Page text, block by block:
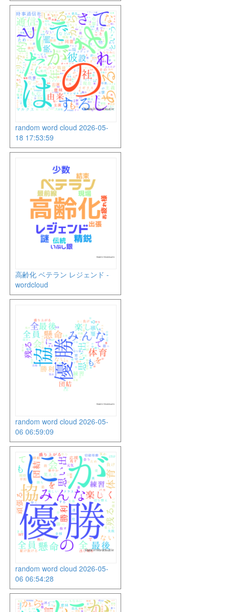
random word cloud 2026-05-
18 17:53:59
高齢化 ベテラン レジェンド -
wordcloud
random word cloud 2026-05-
06 06:59:09
random word cloud 2026-05-
06 06:54:28